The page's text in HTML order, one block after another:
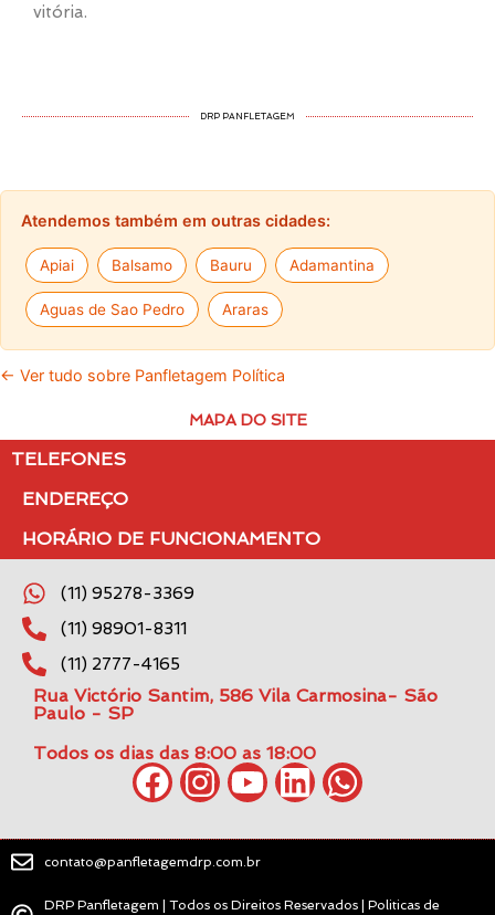
vitória.
DRP PANFLETAGEM
Atendemos também em outras cidades:
Apiai Balsamo Bauru Adamantina
Aguas de Sao Pedro Araras
← Ver tudo sobre Panfletagem Política
MAPA DO SITE
TELEFONES
ENDEREÇO
HORÁRIO DE FUNCIONAMENTO
(11) 95278-3369
(11) 98901-8311
(11) 2777-4165
Rua Victório Santim, 586 Vila Carmosina- São
Paulo - SP
Todos os dias das 8:00 as 18:00
contato@panfletagemdrp.com.br
DRP Panfletagem | Todos os Direitos Reservados | Politicas de